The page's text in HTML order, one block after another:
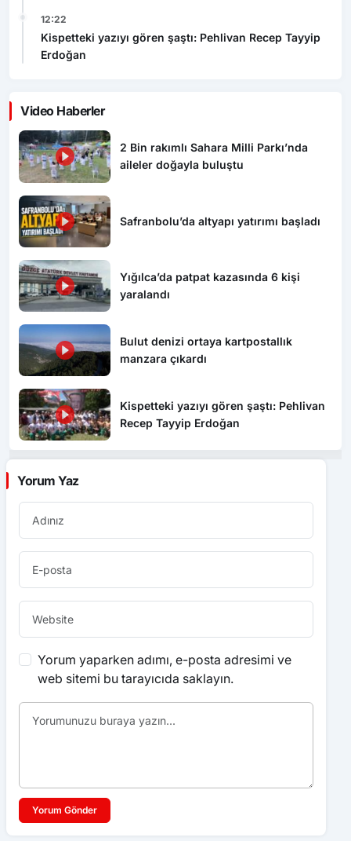
12:22
Kispetteki yazıyı gören şaştı: Pehlivan Recep Tayyip
Erdoğan
Video Haberler
2 Bin rakımlı Sahara Milli Parkı’nda
aileler doğayla buluştu
Safranbolu’da altyapı yatırımı başladı
Yığılca’da patpat kazasında 6 kişi
yaralandı
Bulut denizi ortaya kartpostallık
manzara çıkardı
Kispetteki yazıyı gören şaştı: Pehlivan
Recep Tayyip Erdoğan
Yorum Yaz
Yorum yaparken adımı, e-posta adresimi ve
web sitemi bu tarayıcıda saklayın.
Yorum Gönder